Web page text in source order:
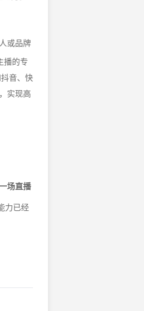
或品牌
播的专
音、快
实现高
场直播
力已经